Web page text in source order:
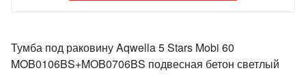
Тумба под раковину Aqwella 5 Stars Mobi 60
MOB0106BS+MOB0706BS подвесная бетон светлый